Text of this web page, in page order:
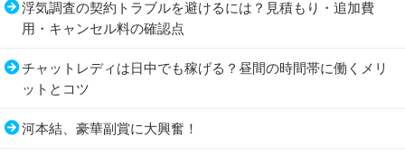
浮気調査の契約トラブルを避けるには？見積もり・追加費
用・キャンセル料の確認点
チャットレディは日中でも稼げる？昼間の時間帯に働くメリ
ットとコツ
河本結、豪華副賞に大興奮！